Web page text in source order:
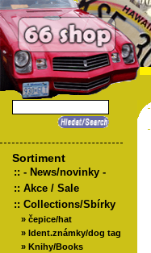
Sortiment
:: - News/novinky -
:: Akce / Sale
:: Collections/Sbírky
» čepice/hat
» Ident.známky/dog tag
» Knihy/Books